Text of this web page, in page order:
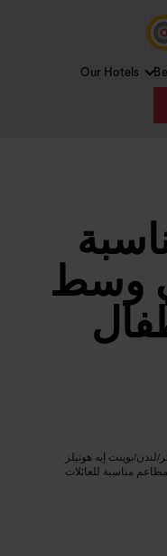
Our Hotels
وسط
بوينت إيه هوتيلز/لندن/
مطاعم مناسبة للعائلات